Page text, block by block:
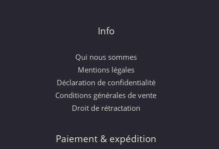
Info
Qui nous sommes
Mentions légales
Déclaration de confidentialité
Conditions générales de vente
Droit de rétractation
Paiement & expédition